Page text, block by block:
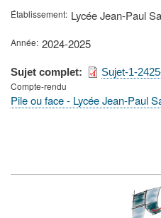
Établissement Lycée Jean-Paul
Année 2024-2025
Sujet complet
Sujet-1-
Compte-rendu
Pile ou face - Lycée Jean-Paul